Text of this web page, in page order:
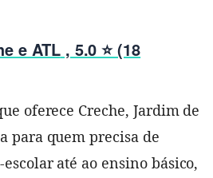
e ATL, 5.0 ⭐ (18
oferece Creche, Jardim de
para quem precisa de
até ao ensino básico,